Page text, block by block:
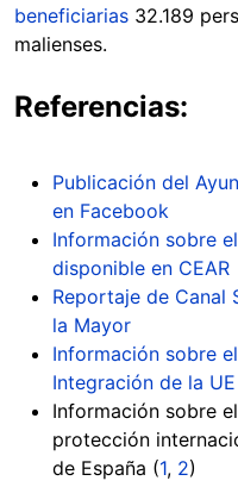
beneficiarias 32.189
malienses.
Referencias:
Publicación del
en Facebook
Información sobre
disponible en CEAR
Reportaje de Canal
la Mayor
Información sobre
Integración de la UE
Información sobre
protección
de España (1, 2)